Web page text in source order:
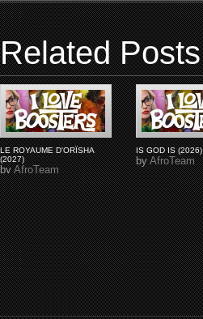
Related Posts
LE ROYAUME D'ORÏSHA
(2027)
byAfroTeam
IS GOD IS (2026)
byAfroTeam